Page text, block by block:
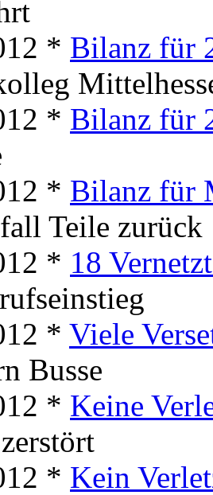
* Bilanz für
* Bilanz für
* Bilanz für
Teile zurück
* 18
* Viele
Busse
* Keine
* Kein